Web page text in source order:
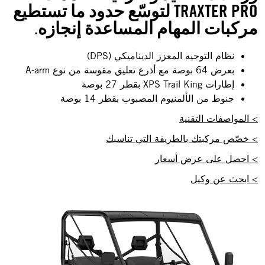
TRAXTER PRO لتوسّع حدود ما تستطيع
مركبات المهام المساعدة إنجازه.
نظام التوجيه المعزز الديناميكي (DPS)
بعرض 64 بوصة مع أذرع تعليق مقوسة من نوع A-arm
إطارات XPS Trail King بقطر 27 بوصة
جنوط من الألمنيوم المصبوب بقطر 14 بوصة
> المواصفات التقنية
> خصّص مركبتك بالطريقة التي تناسبك
> احصل على عرض أسعار
> ابحث عن وكيل